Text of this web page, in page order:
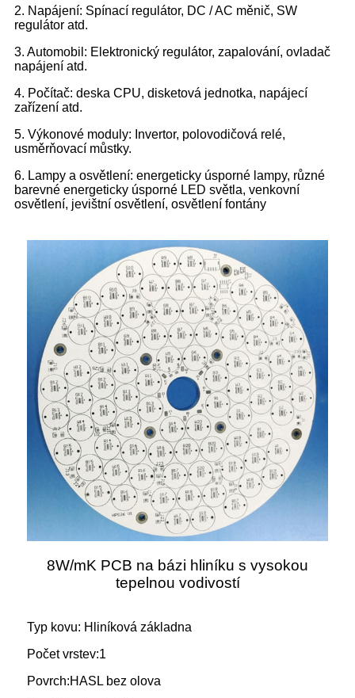
2. Napájení: Spínací regulátor, DC / AC měnič, SW
regulátor atd.
3. Automobil: Elektronický regulátor, zapalování, ovladač
napájení atd.
4. Počítač: deska CPU, disketová jednotka, napájecí
zařízení atd.
5. Výkonové moduly: Invertor, polovodičová relé,
usměrňovací můstky.
6. Lampy a osvětlení: energeticky úsporné lampy, různé
barevné energeticky úsporné LED světla, venkovní
osvětlení, jevištní osvětlení, osvětlení fontány
8W/mK PCB na bázi hliníku s vysokou
tepelnou vodivostí
Typ kovu: Hliníková základna
Počet vrstev:1
Povrch:HASL bez olova